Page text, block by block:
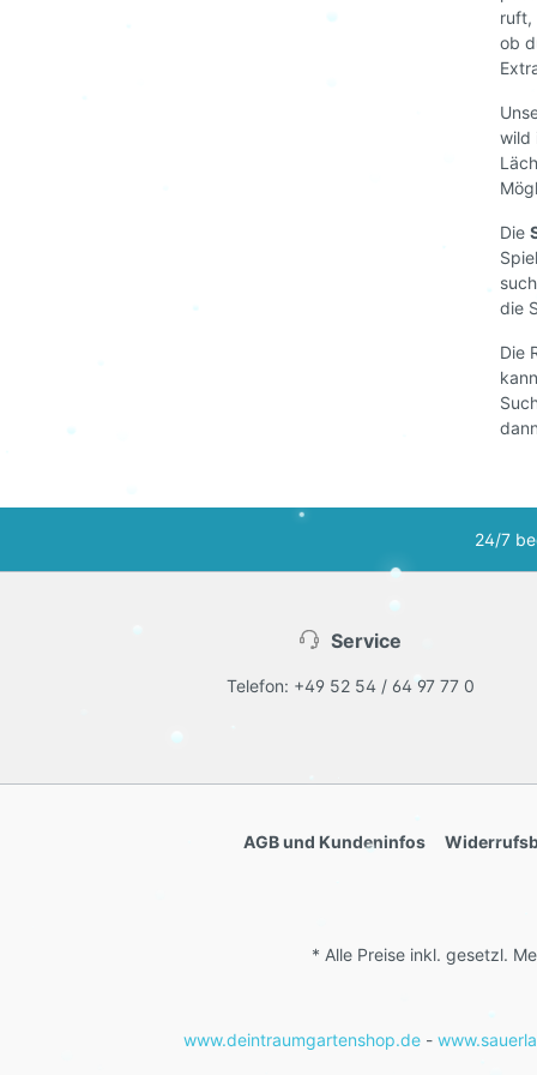
ruft,
ob
wild
Die
die
Die
24/7
Service
Telefon: +49 52 54 / 64 97 77 0
AGB und Kundeninfos
* Alle Preise inkl. gesetzl.
www.deintraumgartenshop.de-